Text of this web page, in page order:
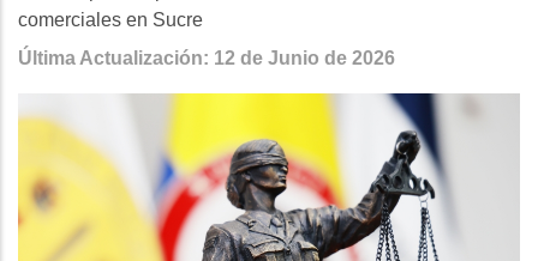
comerciales en Sucre
Última Actualización: 12 de Junio de 2026